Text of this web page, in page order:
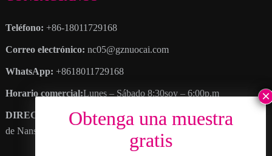
Teléfono: +86-18011729168
Correo electrónico: nc05@gznuocai.com
WhatsApp: +8618011729168
Horario comercial:Lunes – Sábado 8:30soy – 6:00p.m
DIRECCIÓN
: No. 28, Avenida Haogang, Más ciudades, Distrito
de Nansha, ciudad de cantón, Provincia de Guangdong